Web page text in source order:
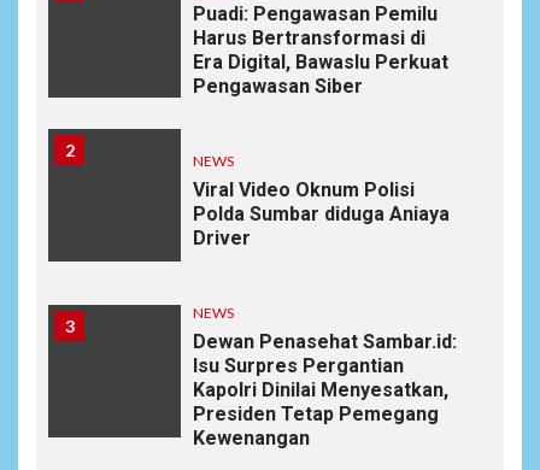
Puadi: Pengawasan Pemilu
Harus Bertransformasi di
Era Digital, Bawaslu Perkuat
Pengawasan Siber
2
NEWS
Viral Video Oknum Polisi
Polda Sumbar diduga Aniaya
Driver
3
NEWS
Dewan Penasehat Sambar.id:
Isu Surpres Pergantian
Kapolri Dinilai Menyesatkan,
Presiden Tetap Pemegang
Kewenangan